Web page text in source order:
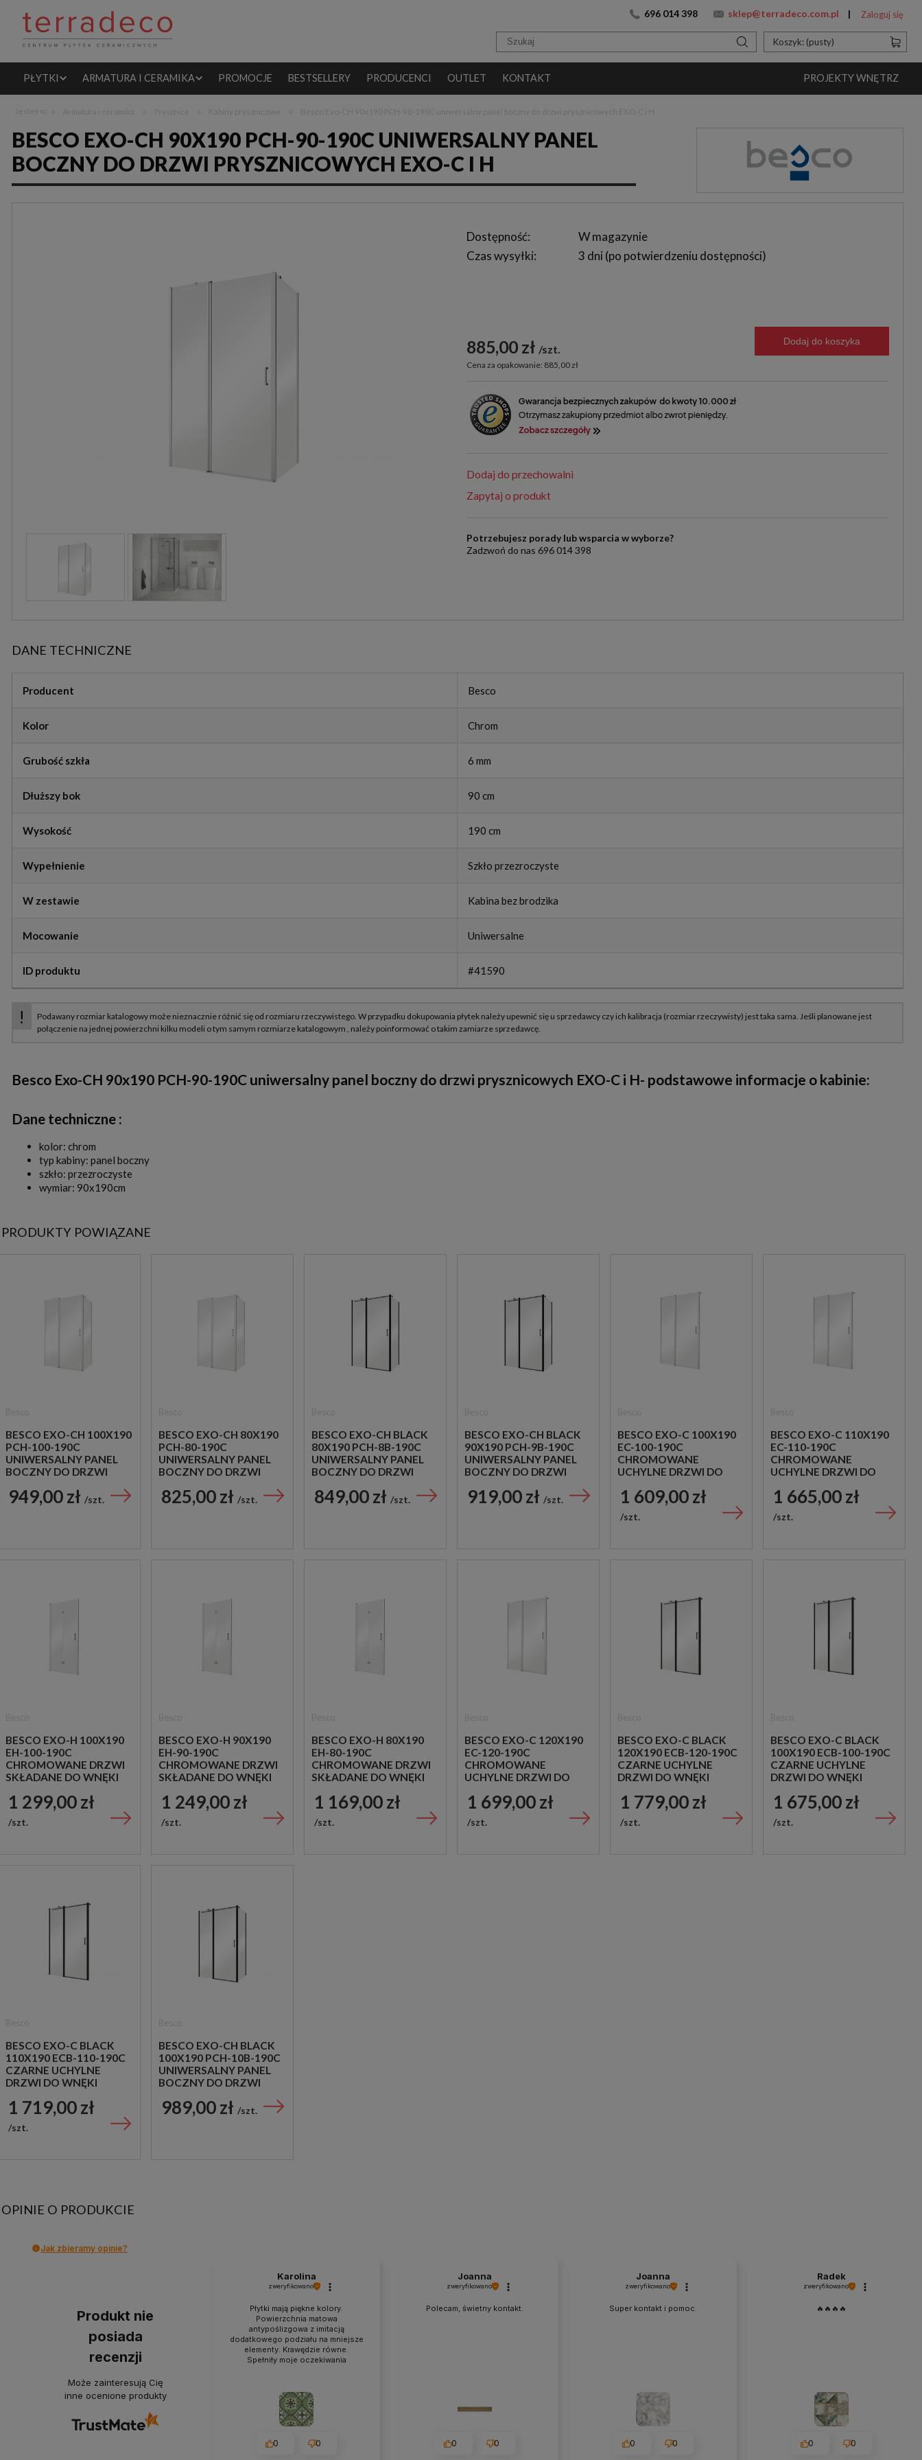
696 014 398 sklep@terradeco.com.pl Zaloguj się
Koszyk: (pusty)
PŁYTKI ARMATURA I CERAMIKA PROMOCJE BESTSELLERY PRODUCENCI OUTLET KONTAKT PROJEKTY WNĘTRZ
BESCO EXO-CH 90X190 PCH-90-190C UNIWERSALNY PANEL
BOCZNY DO DRZWI PRYSZNICOWYCH EXO-C I H
Dostępność:
W magazynie
Czas wysyłki:
3 dni
885,00 zł szt.
Cena za opakowanie: 885,00 zł
Dodaj do koszyka
Dodaj do przechowalni
Zapytaj o produkt
Potrzebujesz porady lub wsparcia w wyborze?
Zadzwoń do nas 696 014 398
DANE TECHNICZNE
Producent Besco
Kolor Chrom
Grubość szkła 6 mm
Dłuższy bok 90 cm
Wysokość 190 cm
Wypełnienie Szkło przezroczyste
W zestawie Kabina bez brodzika
Mocowanie Uniwersalne
ID produktu #41590
Besco Exo-CH 90x190 PCH-90-190C uniwersalny panel boczny do drzwi prysznicowych EXO-C i H- podstawowe informacje o kabinie:
Dane techniczne :
kolor: chrom
typ kabiny: panel boczny
szkło: przezroczyste
wymiar: 90x190cm
PRODUKTY POWIĄZANE
BESCO EXO-CH 100X190
PCH-100-190C
UNIWERSALNY PANEL
BOCZNY DO DRZWI
C I H
949,00 zł szt.
BESCO EXO-CH 80X190
PCH-80-190C
UNIWERSALNY PANEL
BOCZNY DO DRZWI
C I H
825,00 zł szt.
BESCO EXO-CH BLACK
80X190 PCH-8B-190C
UNIWERSALNY PANEL
BOCZNY DO DRZWI
C I H BLACK
849,00 zł szt.
BESCO EXO-CH BLACK
90X190 PCH-9B-190C
UNIWERSALNY PANEL
BOCZNY DO DRZWI
C I H BLACK
919,00 zł szt.
BESCO EXO-C 100X190
EC-100-190C
CHROMOWANE
UCHYLNE DRZWI DO
1 609,00 zł
szt.
BESCO EXO-C 110X190
EC-110-190C
CHROMOWANE
UCHYLNE DRZWI DO
1 665,00 zł
szt.
BESCO EXO-H 100X190
EH-100-190C
CHROMOWANE DRZWI
SKŁADANE DO WNĘKI
1 299,00 zł
szt.
BESCO EXO-H 90X190
EH-90-190C
CHROMOWANE DRZWI
SKŁADANE DO WNĘKI
1 249,00 zł
szt.
BESCO EXO-H 80X190
EH-80-190C
CHROMOWANE DRZWI
SKŁADANE DO WNĘKI
1 169,00 zł
szt.
BESCO EXO-C 120X190
EC-120-190C
CHROMOWANE
UCHYLNE DRZWI DO
1 699,00 zł
szt.
BESCO EXO-C BLACK
120X190 ECB-120-190C
CZARNE UCHYLNE
DRZWI DO WNĘKI
1 779,00 zł
szt.
BESCO EXO-C BLACK
100X190 ECB-100-190C
CZARNE UCHYLNE
DRZWI DO WNĘKI
1 675,00 zł
szt.
BESCO EXO-C BLACK
110X190 ECB-110-190C
CZARNE UCHYLNE
DRZWI DO WNĘKI
1 719,00 zł
szt.
BESCO EXO-CH BLACK
100X190 PCH-10B-190C
UNIWERSALNY PANEL
BOCZNY DO DRZWI
C I H BLACK
989,00 zł szt.
OPINIE O PRODUKCIE
Jak zbieramy opinie?
Produkt nie
posiada
recenzji
Może zainteresują Cię
inne ocenione produkty
Karolina
zweryfikowano
Płytki mają piękne kolory.
Powierzchnia matowa
antypoślizgowa z imitacją
dodatkowego podziału na mniejsze
elementy. Krawędzie równe.
Spełniły moje oczekiwania
0 0
Joanna
zweryfikowano
Polecam, świetny kontakt.
0 0
Joanna
zweryfikowano
Super kontakt i pomoc.
0 0
Radek
zweryfikowano
🔥🔥🔥🔥
0 0